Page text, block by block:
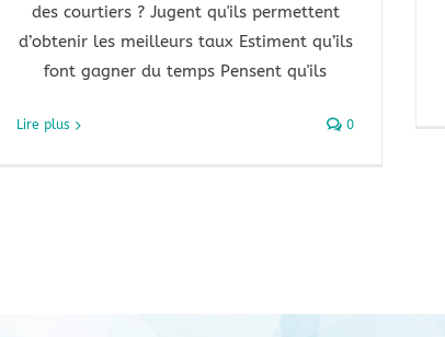
des courtiers ? Jugent qu'ils permettent
d’obtenir les meilleurs taux Estiment qu’ils
font gagner du temps Pensent qu'ils
Lire plus 0